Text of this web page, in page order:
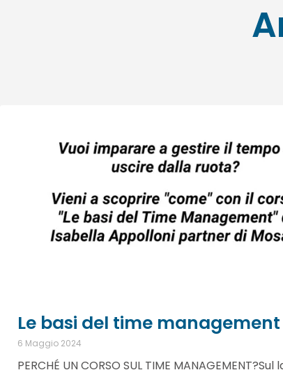
Le basi del time management
6 Maggio 2024
PERCHÉ UN CORSO SUL TIME